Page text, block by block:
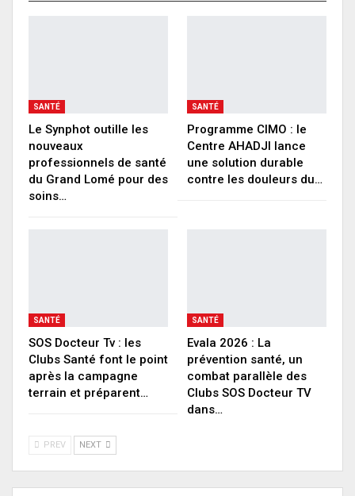
SANTÉ
Le Synphot outille les
nouveaux
professionnels de santé
du Grand Lomé pour des
soins…
SANTÉ
Programme CIMO : le
Centre AHADJI lance
une solution durable
contre les douleurs du…
SANTÉ
SOS Docteur Tv : les
Clubs Santé font le point
après la campagne
terrain et préparent…
SANTÉ
Evala 2026 : La
prévention santé, un
combat parallèle des
Clubs SOS Docteur TV
dans…
PREV NEXT